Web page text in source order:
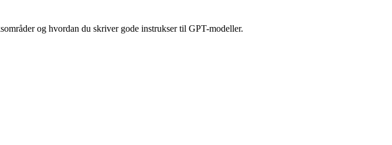
og hvordan du skriver gode instrukser til GPT-modeller.